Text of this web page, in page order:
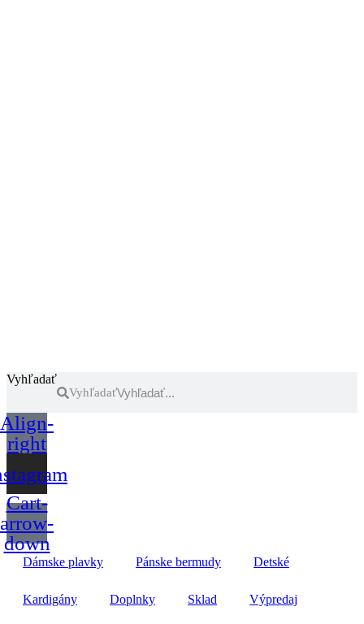
Vyhľadať
Vyhľadať
Align-
right
Cart-
arrow-
down
Dámske plavky Pánske bermudy Detské
Kardigány Doplnky Sklad Výpredaj